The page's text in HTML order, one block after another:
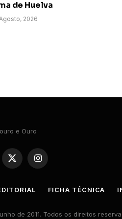
de Huelva
2026
X
(Twitter)
Instagram
FICHA TÉCNICA
de 2011. Todos os direitos